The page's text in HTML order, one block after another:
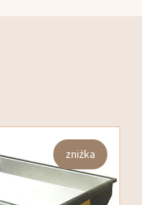
zniżka